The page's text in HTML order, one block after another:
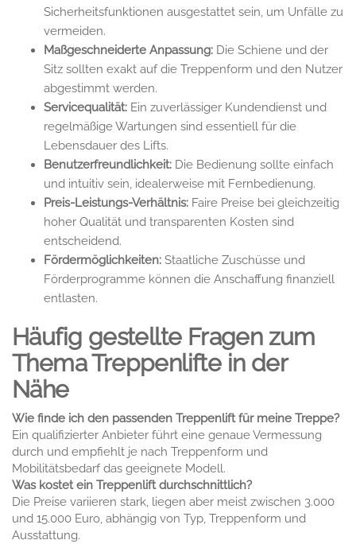
Sicherheitsfunktionen ausgestattet sein, um Unfälle zu
vermeiden.
Maßgeschneiderte Anpassung: Die Schiene und der
Sitz sollten exakt auf die Treppenform und den Nutzer
abgestimmt werden.
Servicequalität: Ein zuverlässiger Kundendienst und
regelmäßige Wartungen sind essentiell für die
Lebensdauer des Lifts.
Benutzerfreundlichkeit: Die Bedienung sollte einfach
und intuitiv sein, idealerweise mit Fernbedienung.
Preis-Leistungs-Verhältnis: Faire Preise bei gleichzeitig
hoher Qualität und transparenten Kosten sind
entscheidend.
Fördermöglichkeiten: Staatliche Zuschüsse und
Förderprogramme können die Anschaffung finanziell
entlasten.
Häufig gestellte Fragen zum
Thema Treppenlifte in der
Nähe
Wie finde ich den passenden Treppenlift für meine Treppe?
Ein qualifizierter Anbieter führt eine genaue Vermessung
durch und empfiehlt je nach Treppenform und
Mobilitätsbedarf das geeignete Modell.
Was kostet ein Treppenlift durchschnittlich?
Die Preise variieren stark, liegen aber meist zwischen 3.000
und 15.000 Euro, abhängig von Typ, Treppenform und
Ausstattung.